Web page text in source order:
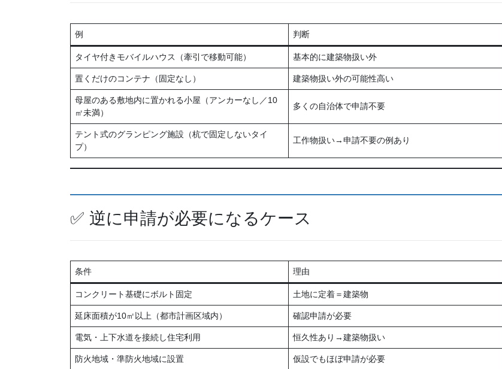
例 判断
タイヤ付きモバイルハウス（牽引で移動可能） 基本的に建築物扱い外
置くだけのコンテナ（固定なし） 建築物扱い外の可能性高い
母屋のある敷地内に置かれる小屋（アンカーなし／10
㎡未満）
多くの自治体で申請不要
テント式のグランピング施設（杭で固定しないタイ
プ）
工作物扱い→申請不要の例あり
✅ 逆に申請が必要になるケース
条件 理由
コンクリート基礎にボルト固定 土地に定着＝建築物
延床面積が10㎡以上（都市計画区域内） 確認申請が必要
電気・上下水道を接続し住宅利用 恒久性あり→建築物扱い
防火地域・準防火地域に設置 仮設でもほぼ申請が必要